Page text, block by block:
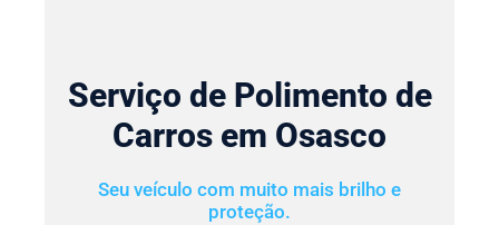
Serviço de Polimento de
Carros em Osasco
Seu veículo com muito mais brilho e
proteção.